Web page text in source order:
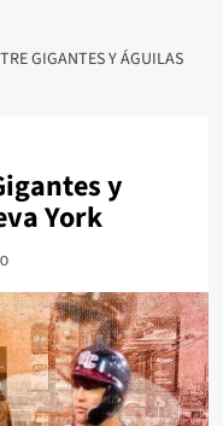
GIGANTES Y ÁGUILAS
y
York
0